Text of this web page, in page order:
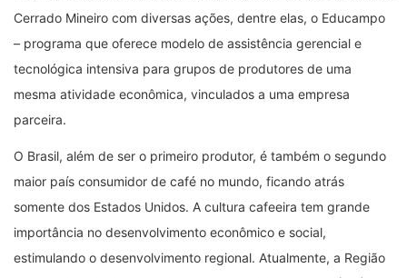
Cerrado Mineiro com diversas ações, dentre elas, o Educampo
– programa que oferece modelo de assistência gerencial e
tecnológica intensiva para grupos de produtores de uma
mesma atividade econômica, vinculados a uma empresa
parceira.
O Brasil, além de ser o primeiro produtor, é também o segundo
maior país consumidor de café no mundo, ficando atrás
somente dos Estados Unidos. A cultura cafeeira tem grande
importância no desenvolvimento econômico e social,
estimulando o desenvolvimento regional. Atualmente, a Região